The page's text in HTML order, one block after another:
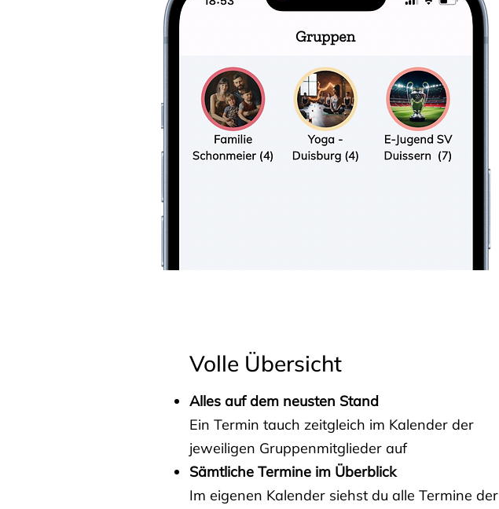
Volle Übersicht
Alles auf dem neusten Stand
Ein Termin tauch zeitgleich im Kalender der
jeweiligen Gruppenmitglieder auf
Sämtliche Termine im Überblick
Im eigenen Kalender siehst du alle Termine der